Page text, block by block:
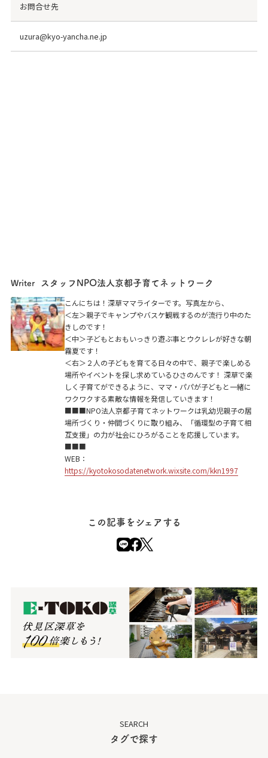
お問合せ先
uzura@kyo-yancha.ne.jp
Writer スタッフNPO法人京都子育てネットワーク
こんにちは！深草ママライターです。写真左から、
＜左＞親子でキャンプやバスケ観戦するのが流行り中のた
きしのです！
＜中＞子どもとおもいっきり遊ぶ事とウクレレが好きな朝
霧夏です！
＜右＞２人の子どもを育てる日々の中で、親子で楽しめる
場所やイベントを探し求めているひさのんです！ 深草で楽
しく子育てができるように、ママ・パパが子どもと一緒に
ワクワクする素敵な情報を発信していきます！
■■■NPO法人京都子育てネットワークは乳幼児親子の居
場所づくり・仲間づくりに取り組み、「循環型の子育て相
互支援」の力が社会にひろがることを応援しています。
■■■
WEB：
https://kyotokosodatenetwork.wixsite.com/kkn1997
この記事をシェアする
SEARCH
タグで探す